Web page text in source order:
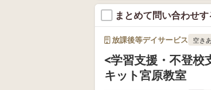
まとめて問い合わせす
放課後等デイサービス 空き
<学習支援・不登
キット宮原教室